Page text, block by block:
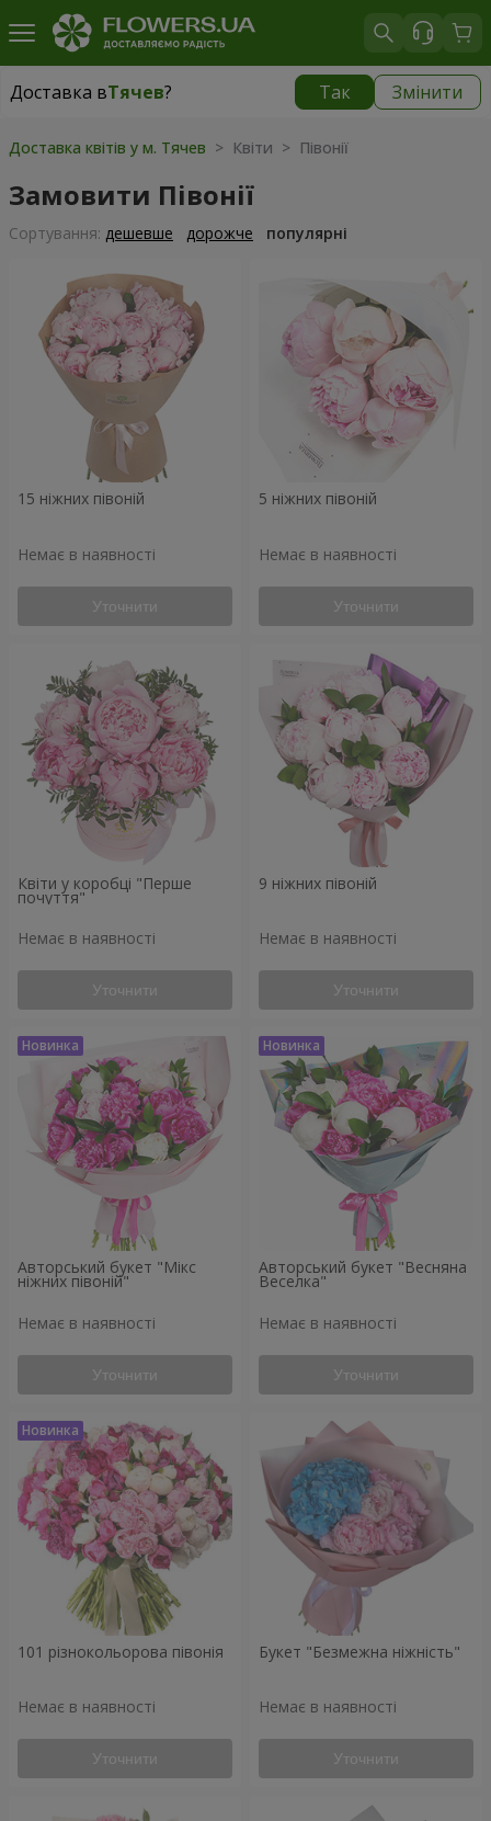
Доставка вТячев? Так Змінити
Доставка вТячев|
Доставка квітів у м. Тячев > Квіти > Півонії
Замовити Півонії
Сортування: дешевше дорожче популярні
15 ніжних півоній
Немає в наявності
Уточнити
5 ніжних півоній
Немає в наявності
Уточнити
Квіти у коробці "Перше
почуття"
Немає в наявності
Уточнити
9 ніжних півоній
Немає в наявності
Уточнити
Авторський букет "Мікс
ніжних півоній"
Немає в наявності
Уточнити
Авторський букет "Весняна
Веселка"
Немає в наявності
Уточнити
101 різнокольорова півонія
Немає в наявності
Уточнити
Букет "Безмежна ніжність"
Немає в наявності
Уточнити